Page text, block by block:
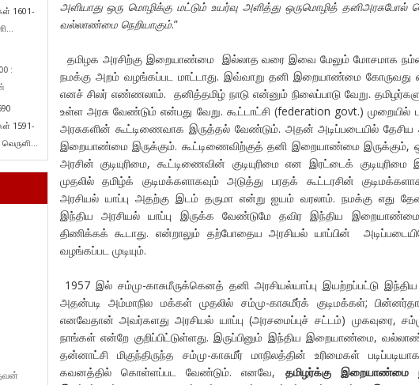
அளியாது ஒரு மொழிக்கு மட்டும் உயர்வு அளித்து ஒருமொழித் தனிஅரசுபோல்
வல்லாண்மை நெறியாகும்.”
தமிழக அரசிற்கு இறையாண்மை இல்லாத வரை இவை மேலும் மோசமாக
நமக்கு அறம் வழங்கப்பட மாட்டாது. இவ்வாறு தனி இறையாண்மை கோருவது
எனச் சிலர் எண்ணலாம். தனித்தமிழ் நாடு என்னும் நிலைப்பாடு வேறு.
உள்ள அரசு வேண்டும் என்பது வேறு. கூட்டாட்சி (federation govt.)
அரசுகளின் கூட்டிணைவாக இருத்தல் வேண்டும். அதன் அடிப்படையில் தேசிய
இறையாண்மை இருக்கும். கூட்டிணைவிற்குத் தனி இறையாண்மை இருக்கும்,
அரசின் குடியுரிமை, கூட்டிணைவின் குடியுரிமை என இரட்டைக்
முதலில் தமிழ்க் குடிமக்களாகவும் அடுத்து பரதக் கூட்டரசின்
அரசியல் யாப்பு அதற்கு இடம் தருமா என்று ஐயம் வரலாம். நமக்கு எது
இந்திய அரசியல் யாப்பு இருக்க வேண்டுமே தவிர இந்திய
திணிக்கக் கூடாது. என்றாலும் தற்போதைய அரசியல் யாப்பின்
வழங்கப்பட முடியும்.
1957 இல் சம்மு-காசுமீருக்கெனத் தனி அரசியல்யாப்பு இயற்றப்பட்டு
அதன்படி அம்மாநில மக்கள் முதலில் சம்மு-காசுமீர்க் குடிமக்கள்;
எனவேதான் அவர்களது அரசியல் யாப்பு (அரசமைப்புச் சட்டம்) முகவுரை,
நாங்கள் என்றே குறிப்பிட்டுள்ளது. இருப்பினும் இந்திய இறையாண்மை,
தன்னாட்சி மிகுந்திருந்த சம்மு-காசுமீர் மாநிலத்தின் உரிமைகள்
கவனத்தில் கொள்ளப்பட வேண்டும். எனவே, தமிழர்க்கு இறையாண்மை
1601-
:
1591-